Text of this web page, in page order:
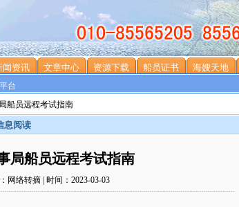
闻资讯 文章中心 资源下载 船员证书 海嫂天地
台
船员远程考试指南
息阅读
局船员远程考试指南
网络转摘 | 时间：2023-03-03